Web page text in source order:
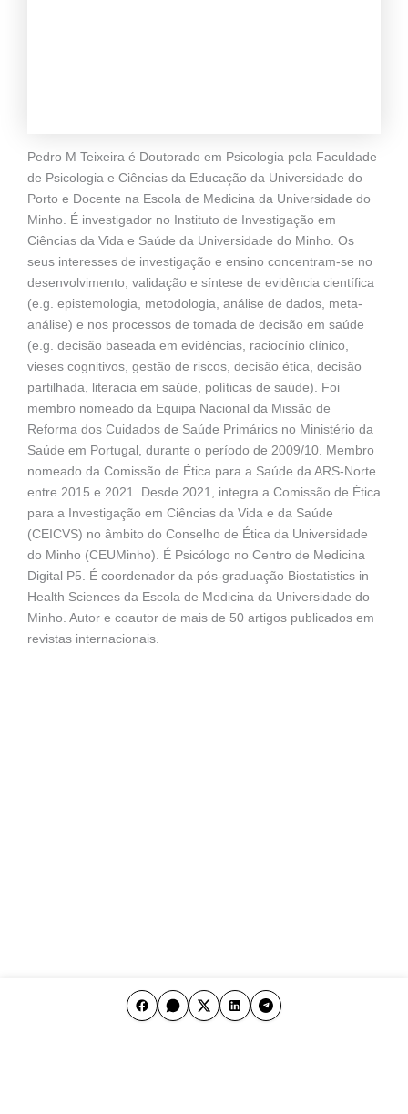
Pedro M Teixeira é Doutorado em Psicologia pela Faculdade
de Psicologia e Ciências da Educação da Universidade do
Porto e Docente na Escola de Medicina da Universidade do
Minho. É investigador no Instituto de Investigação em
Ciências da Vida e Saúde da Universidade do Minho. Os
seus interesses de investigação e ensino concentram-se no
desenvolvimento, validação e síntese de evidência científica
(e.g. epistemologia, metodologia, análise de dados, meta-
análise) e nos processos de tomada de decisão em saúde
(e.g. decisão baseada em evidências, raciocínio clínico,
vieses cognitivos, gestão de riscos, decisão ética, decisão
partilhada, literacia em saúde, políticas de saúde). Foi
membro nomeado da Equipa Nacional da Missão de
Reforma dos Cuidados de Saúde Primários no Ministério da
Saúde em Portugal, durante o período de 2009/10. Membro
nomeado da Comissão de Ética para a Saúde da ARS-Norte
entre 2015 e 2021. Desde 2021, integra a Comissão de Ética
para a Investigação em Ciências da Vida e da Saúde
(CEICVS) no âmbito do Conselho de Ética da Universidade
do Minho (CEUMinho). É Psicólogo no Centro de Medicina
Digital P5. É coordenador da pós-graduação Biostatistics in
Health Sciences da Escola de Medicina da Universidade do
Minho. Autor e coautor de mais de 50 artigos publicados em
revistas internacionais.